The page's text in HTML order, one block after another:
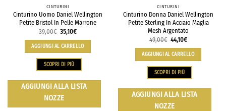
CINTURINI
Cinturino Uomo Daniel Wellington
Petite Bristol In Pelle Marrone
39,00€ 35,10€
AGGIUNGI AL CARRELLO
SCOPRI DI PIÙ
AGGIUNGI ALLA LISTA
NOZZE
CINTURINI
Cinturino Donna Daniel Wellington
Petite Sterling In Acciaio Maglia
Mesh Argentato
49,00€ 44,10€
AGGIUNGI AL CARRELLO
SCOPRI DI PIÙ
AGGIUNGI ALLA LISTA
NOZZE